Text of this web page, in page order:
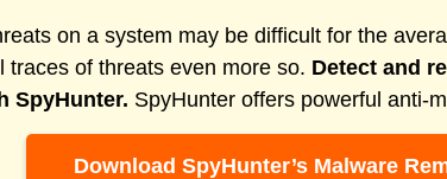
on a system may be difficult for the
traces of threats even more so. Detect and
SpyHunter. SpyHunter offers powerful anti-
Download SpyHunter’s Malware